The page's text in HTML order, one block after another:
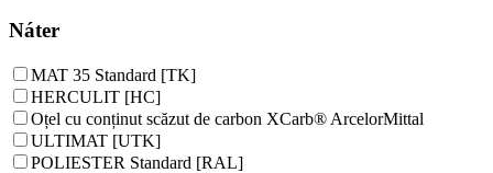
Náter
MAT 35 Standard [TK]
HERCULIT [HC]
Oțel cu conținut scăzut de carbon XCarb® ArcelorMittal
ULTIMAT [UTK]
POLIESTER Standard [RAL]